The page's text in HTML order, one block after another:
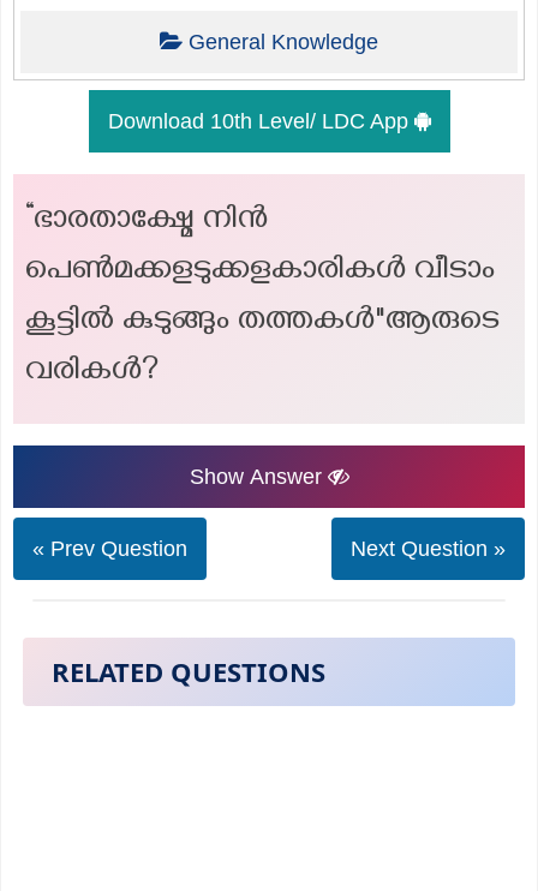
General Knowledge
Download 10th Level/ LDC App
“ഭാരതാക്ഷ്മേ നിൻ
പെൺമക്കളടുക്കളകാരികൾ വീടാം
കൂട്ടിൽ കുടുങ്ങും തത്തകൾ"ആരുടെ
വരികൾ?
Show Answer
« Prev Question Next Question »
RELATED QUESTIONS